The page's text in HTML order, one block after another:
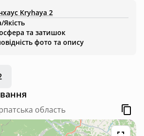
Kryhaya 2
Якість
та затишок
фото та опису
область